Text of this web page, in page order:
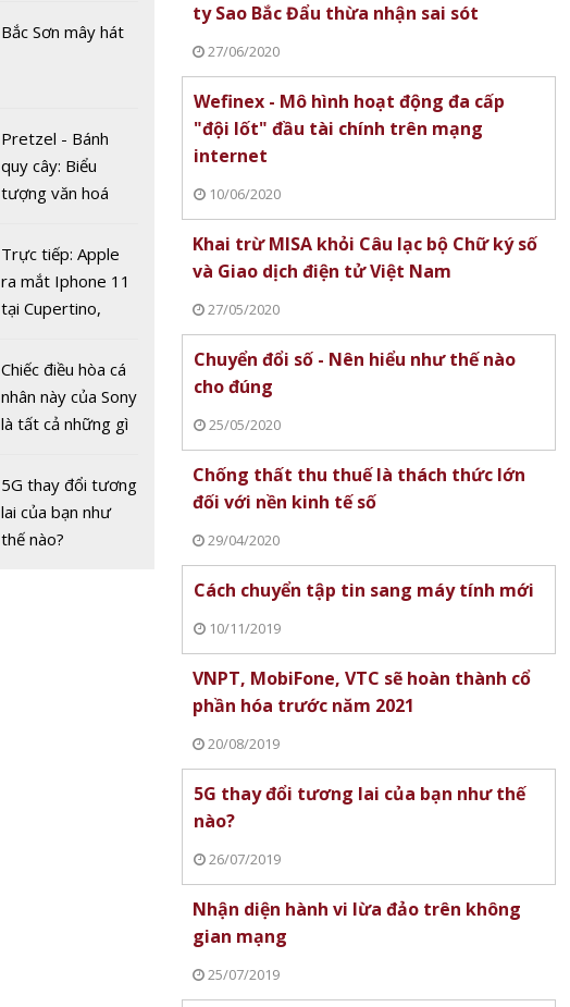
An ninh mạng 2026: 75% tổ
nhân tạo là nguy cơ số một
Google
Authy: Ứng dụng
nào phù hợp với
Gainward ra mắt RTX 3060
Python II OC, tối ưu cho máy
tính phổ thông
Cơ sở 2 Bệnh viện
tử an toàn
Tin tặc tấn công
COVID-19 của
Pfizer/BioNTech
để làm gì?
Google vá lỗ hổng
zero-day trên
hai trong hai tuần
2 giây
Bắc Sơn mây hát
Pretzel - Bánh
quy cây: Biểu
tượng văn hoá
tranh cãi về nguồn
gốc
Trực tiếp: Apple
ra mắt Iphone 11
tại Cupertino,
Chiếc điều hòa cá
nhân này của Sony
là tất cả những gì
sót qua mùa hè
nóng nực
5G thay đổi tương
lai của bạn như
thế nào?
ty Sao Bắc Đẩu thừa nhận sai sót
27/06/2020
Wefinex - Mô hình hoạt động đa cấp
"đội lốt" đầu tài chính trên mạng
internet
10/06/2020
Khai trừ MISA khỏi Câu lạc bộ Chữ ký số
và Giao dịch điện tử Việt Nam
27/05/2020
Chuyển đổi số - Nên hiểu như thế nào
cho đúng
25/05/2020
Chống thất thu thuế là thách thức lớn
đối với nền kinh tế số
29/04/2020
Cách chuyển tập tin sang máy tính mới
10/11/2019
VNPT, MobiFone, VTC sẽ hoàn thành cổ
phần hóa trước năm 2021
20/08/2019
5G thay đổi tương lai của bạn như thế
nào?
26/07/2019
Nhận diện hành vi lừa đảo trên không
gian mạng
25/07/2019